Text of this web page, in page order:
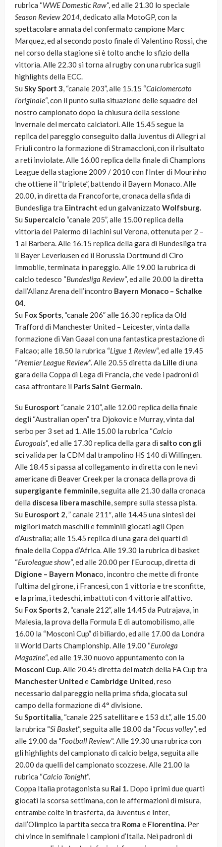
rubrica “WWE Domestic Raw“, ed alle 21.30 lo speciale
Season Review 2014, dedicato alla MotoGP, con la
spettacolare annata del confermato campione Marc
Marquez, ed al secondo posto finale di Valentino Rossi, che
nel corso della stagione si è tolto anche lo sfizio della
vittoria. Alle 22.30 si torna al rugby con una rubrica sugli
highlights della ECC.
Su Sky Sport 3, “canale 203”, alle 15.15 “Calciomercato
l’originale“, con il punto sulla situazione delle squadre del
nostro campionato dopo la chiusura della sessione
invernale del mercato calciatori. Alle 15.45 segue la
replica del pareggio conseguito dalla Juventus di Allegri al
Friuli contro la formazione di Stramaccioni, con il risultato
a reti inviolate. Alle 16.00 replica della finale di Champions
League della stagione 2009 / 2010 con l’Inter di Mourinho
che ottiene il “triplete”, battendo il Bayern Monaco. Alle
20.00, in diretta da Francoforte, cronaca della sfida di
Bundesliga tra Eintracht ed un galvanizzato Wolfsburg.
Su Supercalcio “canale 205”, alle 15.00 replica della
vittoria del Palermo di Iachini sul Verona, ottenuta per 2 –
1 al Barbera. Alle 16.15 replica della gara di Bundesliga tra
il Bayer Leverkusen ed il Borussia Dortmund di Ciro
Immobile, terminata in pareggio. Alle 19.00 la rubrica di
calcio tedesco “Bundesliga Review“, ed alle 20.00 la diretta
dall’Alianz Arena dell’incontro Bayern Monaco – Schalke
04.
Su Fox Sports, “canale 206” alle 16.30 replica da Old
Trafford di Manchester United – Leicester, vinta dalla
formazione di Van Gaaal con una fantastica prestazione di
Falcao; alle 18.50 la rubrica “Ligue 1 Review“, ed alle 19.45
“Premier League Review“. Alle 20.55 diretta da Lille di una
gara della Coppa di Lega di Francia, che vede i padroni di
casa affrontare il Paris Saint Germain.
Su Eurosport “canale 210”, alle 12.00 replica della finale
degli “Australian open” tra Djokovic e Murray, vinta dal
serbo per 3 set ad 1. Alle 15.00 la rubrica “Calcio
Eurogoals“, ed alle 17.30 replica della gara di salto con gli
scivalida per la CDM dal trampolino HS 140 di Willingen.
Alle 18.45 si passa al collegamento in diretta con le nevi
americane di Beaver Creek per la cronaca della prova di
supergigante femminile, seguita alle 21.30 dalla cronaca
della discesa libera maschile, sempre sulla stessa pista.
Su Eurosport 2, ” canale 211″, alle 14.45 una sintesi dei
migliori match maschili e femminili giocati agli Open
d’Australia; alle 15.45 replica di una gara dei quarti di
finale della Coppa d’Africa. Alle 19.30 la rubrica di basket
“Euroleague show“, ed alle 20.00 per l’Eurocup, diretta di
Digione – Bayern Monaco, incontro che mette di fronte
l’ultima del girone, i Francesi, con 1 vittoria e tre sconfitte,
e la prima, i tedeschi, imbattuti con 4 vittorie all’attivo.
Su Fox Sports 2, “canale 212”, alle 14.45 da Putrajava, in
Malesia, la prova della Formula E di automobilismo, alle
16.00 la “Mosconi Cup” di biliardo, ed alle 17.00 da Londra
il World Darts Championship. Alle 19.00 “Eurolega
Magazine“, ed alle 19.30 nuovo appuntamento con la
Mosconi Cup. Alle 20.45 diretta del match della FA Cup tra
Manchester United e Cambridge United, reso
necessario dal pareggio nella prima sfida, giocata sul
campo della formazione di 4° divisione.
Su Sportitalia, “canale 225 satellitare e 153 d.t.”, alle 15.00
la rubrica “Si Basket“, seguita alle 18.00 da “Focus volley“, ed
alle 19.00 da “Football Review“. Alle 19.30 una rubrica con
gli highlights del campionato di calcio belga, seguita alle
20.00 da quelli del campionato scozzese. Alle 21.00 la
rubrica “Calcio Tonight“.
Coppa Italia protagonista su Rai 1. Dopo i primi due quarti
giocati la scorsa settimana, con le affermazioni di misura,
entrambe colte in trasferta, da Juventus e Inter,
dall’Olimpico la partita secca tra Roma e Fiorentina. Per
chi vince in semifinale i campioni d’Italia. Nei padroni di